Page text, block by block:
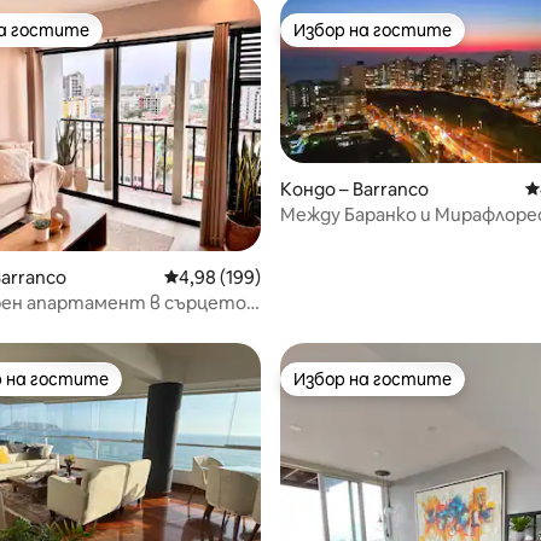
5, 110 отзива
гостите
гостите
Средна оценка: 4,98 от 5, 199 отзива
4,98 (199)
апартамент в сърцето
Избор на гостите
Избор на гостите
Кондо – Barranco
Между Баранко и
избор на гостите
на гостите Избор на гостите
Избор на гостите